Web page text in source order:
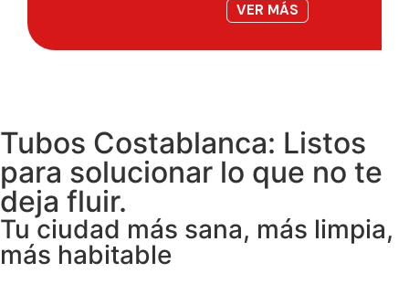
VER MÁS
Tubos Costablanca: Listos
para solucionar lo que no te
deja fluir.
Tu ciudad más sana, más limpia,
más habitable